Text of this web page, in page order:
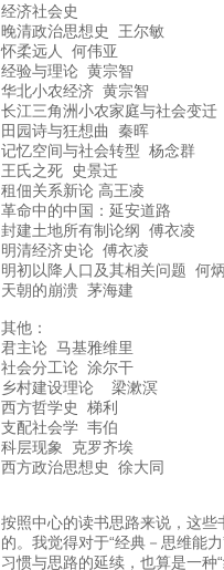
经济社会史
晚清政治思想史 王尔敏
怀柔远人 何伟亚
经验与理论 黄宗智
华北小农经济 黄宗智
长江三角洲小农家庭与社会变
田园诗与狂想曲 秦晖
记忆空间与社会转型 杨念群
王氏之死 史景迁
租佃关系新论 高王凌
革命中的中国：延安道路
封建土地所有制论纲 傅衣凌
明清经济史论 傅衣凌
明初以降人口及其相关问题 何
天朝的崩溃 茅海建
其他：
君主论 马基雅维里
社会分工论 涂尔干
乡村建设理论 梁漱溟
西方哲学史 梯利
支配社会学 韦伯
科层现象 克罗齐埃
西方政治思想史 徐大同
按照中心的读书思路来说，这
的。我觉得对于“经典－思维能
习惯与思路的延续，也算是一种